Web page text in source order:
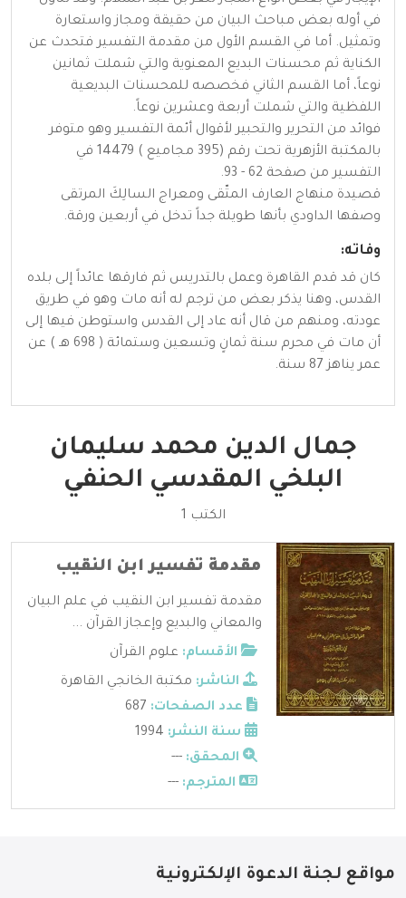
في أوله بعض مباحث البيان من حقيقة ومجاز واستعارة
وتمثيل. أما في القسم الأول من مقدمة التفسير فتحدث عن
الكناية ثم محسنات البديع المعنوية والتي شملت ثمانين
نوعاً، أما القسم الثاني فخصصه للمحسنات البديعية
اللفظية والتي شملت أربعة وعشرين نوعاً.
فوائد من التحرير والتحبير لأقوال أئمة التفسير وهو متوفر
بالمكتبة الأزهرية تحت رقم (395 مجاميع ) 14479 في
التفسير من صفحة 62 - 93.
قصيدة منهاج العارف المتّقى ومعراج السالِكَ المرتقى
وصفها الداودي بأنها طويلة جداً تدخل في أربعين ورقة.
وفاته:
كان قد قدم القاهرة وعمل بالتدريس ثم فارقها عائداً إلى بلده
القدس، وهنا يذكر بعض من ترجم له أنه مات وهو في طريق
عودته، ومنهم من قال أنه عاد إلى القدس واستوطن فيها إلى
أن مات في محرم سنة ثمانٍ وتسعين وستمائة ( 698 هـ ) عن
عمر يناهز 87 سنة.
جمال الدين محمد سليمان
البلخي المقدسي الحنفي
الكتب 1
مقدمة تفسير ابن النقيب
مقدمة تفسير ابن النقيب في علم البيان
والمعاني والبديع وإعجاز القرآن ...
الأقسام: علوم القرآن
الناشر: مكتبة الخانجي القاهرة
عدد الصفحات:
سنة النشر:
المحقق: ---
المترجم: ---
مواقع لجنة الدعوة الإلكترونية